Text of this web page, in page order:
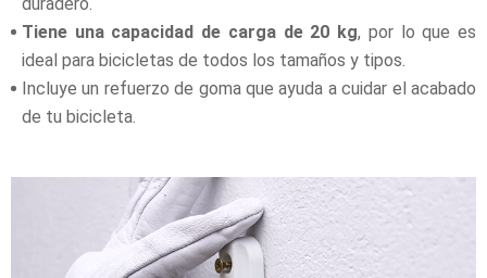
Tiene una capacidad de carga de 20 kg, por lo que es
ideal para bicicletas de todos los tamaños y tipos.
Incluye un refuerzo de goma que ayuda a cuidar el acabado
de tu bicicleta.